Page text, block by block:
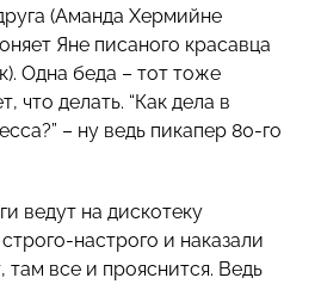
(Аманда Хермийне
Яне писаного красавца
Одна беда – тот тоже
что делать. “Как дела в
– ну ведь пикапер 80-го
ведут на дискотеку
настрого и наказали
все и прояснится. Ведь